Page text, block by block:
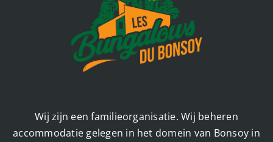
Wij zijn een familieorganisatie. Wij beheren
accommodatie gelegen in het domein van Bonsoy in